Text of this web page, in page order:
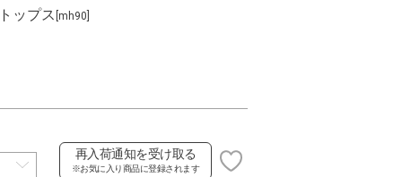
ップス [mh90]
再入荷通知を受け取る
※お気に入り商品に登録されます